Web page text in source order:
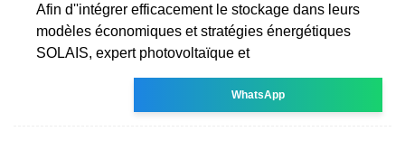
Afin d''intégrer efficacement le stockage dans leurs
modèles économiques et stratégies énergétiques
SOLAIS, expert photovoltaïque et
WhatsApp